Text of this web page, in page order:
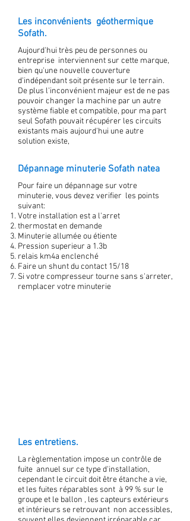
Les inconvénients géothermique
Sofath.
Aujourd'hui très peu de personnes ou
entreprise interviennent sur cette marque,
bien qu'une nouvelle couverture
d'indépendant soit présente sur le terrain.
De plus l'inconvénient majeur est de ne pas
pouvoir changer la machine par un autre
système fiable et compatible, pour ma part
seul Sofath pouvait récupérer les circuits
existants mais aujourd'hui une autre
solution existe,
Dépannage minuterie Sofath natea
Pour faire un dépannage sur votre
minuterie, vous devez verifier les points
suivant:
Votre installation est a l'arret
thermostat en demande
Minuterie allumée ou étiente
Pression superieur a 1.3b
relais km4a enclenché
Faire un shunt du contact 15/18
Si votre compresseur tourne sans s'arreter,
remplacer votre minuterie
Les entretiens.
La règlementation impose un contrôle de
fuite annuel sur ce type d'installation,
cependant le circuit doit être étanche a vie,
et les fuites réparables sont à 99 % sur le
groupe et le ballon , les capteurs extérieurs
et intérieurs se retrouvant non accessibles,